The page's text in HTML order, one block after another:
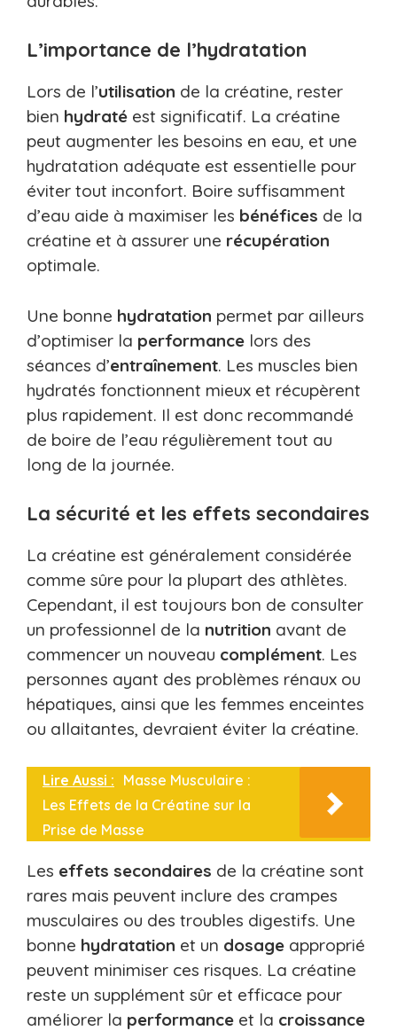
L’importance de l’hydratation
Lors de l’utilisation de la créatine, rester
bien hydraté est significatif. La créatine
peut augmenter les besoins en eau, et une
hydratation adéquate est essentielle pour
éviter tout inconfort. Boire suffisamment
d’eau aide à maximiser les bénéfices de la
créatine et à assurer une récupération
optimale.
Une bonne hydratation permet par ailleurs
d’optimiser la performance lors des
séances d’entraînement. Les muscles bien
hydratés fonctionnent mieux et récupèrent
plus rapidement. Il est donc recommandé
de boire de l’eau régulièrement tout au
long de la journée.
La sécurité et les effets secondaires
La créatine est généralement considérée
comme sûre pour la plupart des athlètes.
Cependant, il est toujours bon de consulter
un professionnel de la nutrition avant de
commencer un nouveau complément. Les
personnes ayant des problèmes rénaux ou
hépatiques, ainsi que les femmes enceintes
ou allaitantes, devraient éviter la créatine.
Lire Aussi : Masse Musculaire :
Les Effets de la Créatine sur la
Prise de Masse
Les effets secondaires de la créatine sont
rares mais peuvent inclure des crampes
musculaires ou des troubles digestifs. Une
bonne hydratation et un dosage approprié
peuvent minimiser ces risques. La créatine
reste un supplément sûr et efficace pour
améliorer la performance et la croissance